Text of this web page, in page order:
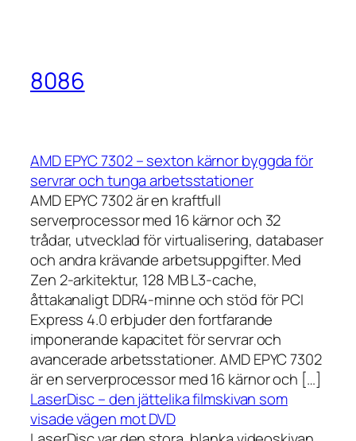
8086
AMD EPYC 7302 – sexton kärnor byggda för
servrar och tunga arbetsstationer
AMD EPYC 7302 är en kraftfull
serverprocessor med 16 kärnor och 32
trådar, utvecklad för virtualisering, databaser
och andra krävande arbetsuppgifter. Med
Zen 2-arkitektur, 128 MB L3-cache,
åttakanaligt DDR4-minne och stöd för PCI
Express 4.0 erbjuder den fortfarande
imponerande kapacitet för servrar och
avancerade arbetsstationer. AMD EPYC 7302
är en serverprocessor med 16 kärnor och […]
LaserDisc – den jättelika filmskivan som
visade vägen mot DVD